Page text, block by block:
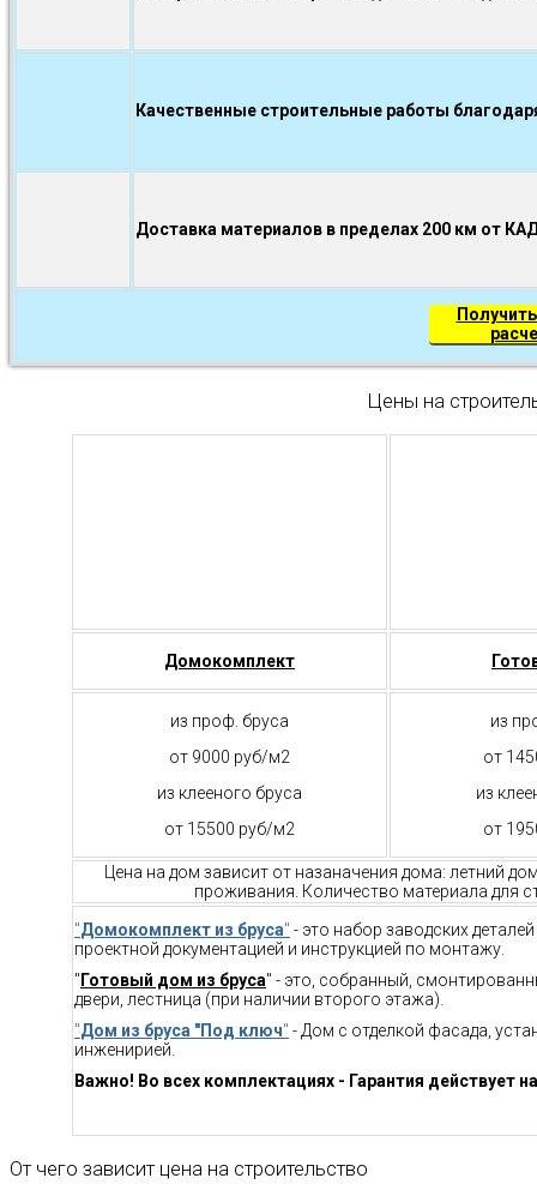
Качественные строительные работы
Доставка материалов в пределах 200 км от
Цены на
Домокомплект
из проф. бруса
от 9000 руб/м2
из клееного бруса
от 15500 руб/м2
из
от
из
от
Цена на дом зависит от назаначения дома: летний
проживания. Количество материала для
"Домокомплект из бруса" - это набор заводских
проектной документацией и инструкцией по монтажу.
" Готовый дом из бруса" - это, собранный,
двери, лестница (при наличии второго этажа).
"Дом из бруса "Под ключ" - Дом с отделкой фасада,
инженирией.
Важно! Во всех комплектациях - Гарантия действует
От чего зависит цена на строительство